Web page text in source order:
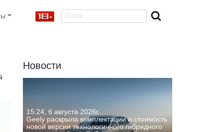
Новости
15:24, 6 августа 2026г.
Geely раскрыла комплектации и стоимость
новой версии технологичного гибридного